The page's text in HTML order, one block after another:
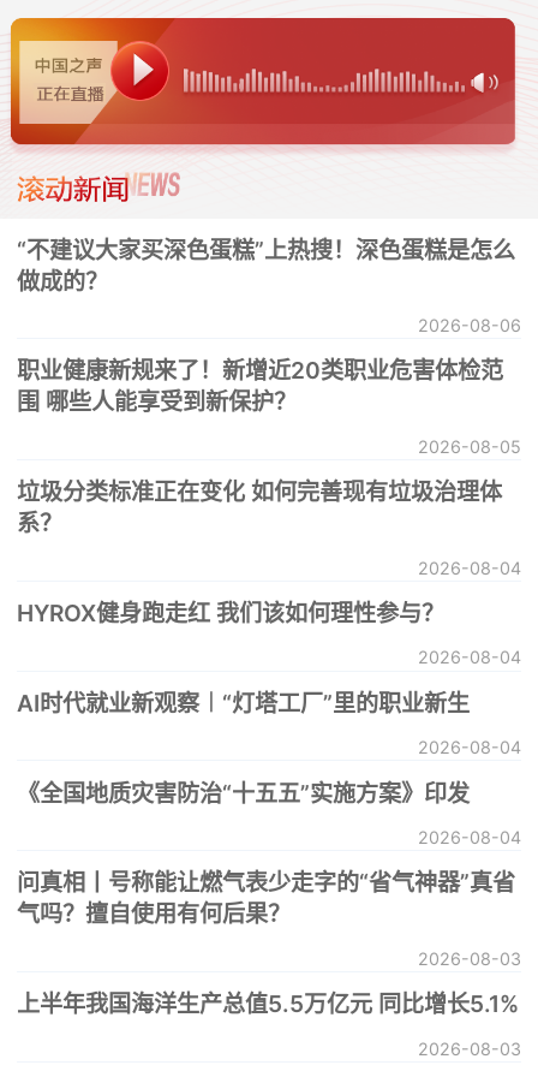
“不建议大家买深色蛋糕”上热搜！深色蛋糕是怎么
做成的？
2026-08-06
职业健康新规来了！新增近20类职业危害体检范
围 哪些人能享受到新保护？
2026-08-05
垃圾分类标准正在变化 如何完善现有垃圾治理体
系？
2026-08-04
HYROX健身跑走红 我们该如何理性参与？
2026-08-04
AI时代就业新观察︱“灯塔工厂”里的职业新生
2026-08-04
《全国地质灾害防治“十五五”实施方案》印发
2026-08-04
问真相丨号称能让燃气表少走字的“省气神器”真省
气吗？擅自使用有何后果？
2026-08-03
上半年我国海洋生产总值5.5万亿元 同比增长5.1%
2026-08-03